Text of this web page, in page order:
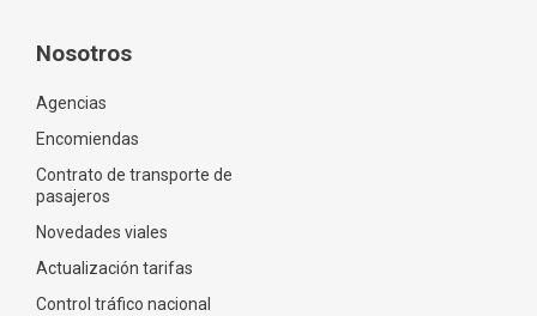
Nosotros
Agencias
Encomiendas
Contrato de transporte de
pasajeros
Novedades viales
Actualización tarifas
Control tráfico nacional